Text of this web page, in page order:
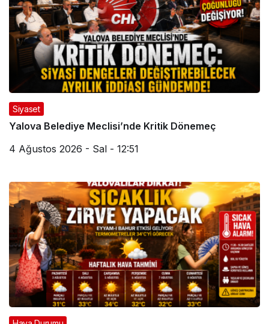
Siyaset
Yalova Belediye Meclisi’nde Kritik Dönemeç
4 Ağustos 2026 - Sal - 12:51